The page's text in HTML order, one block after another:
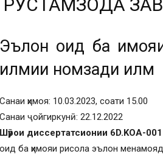
РУСТАМЗОДА
Эълон оид ба
илмии номзади илм
Санаи ҳимоя: 10.03.2023, соати 15.00
Санаи ҷойгиркунӣ: 22.12.2022
Шӯрои диссертатсионии 6D.KOA-001
оид ба ҳимояи рисола эълон менамояд